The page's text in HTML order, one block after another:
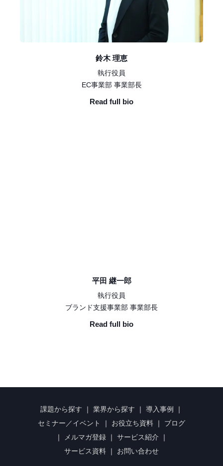
鈴木 理恵
執行役員
EC事業部 事業部長
Read full bio
平田 継一郎
執行役員
ブランド支援事業部 事業部長
Read full bio
課題から探す ｜ 業界から探す ｜ 導入事例
｜
セミナー／イベント
｜ お役立ち資料 ｜ ブログ
｜
メルマガ登録 ｜ サービス紹介 ｜
サービス資料
｜ お問い合わせ